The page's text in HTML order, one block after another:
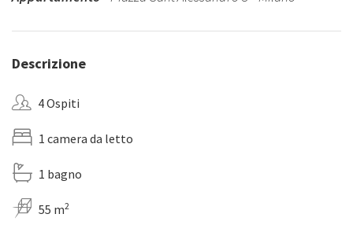
Descrizione
4 Ospiti
1 camera da letto
1 bagno
55 m2